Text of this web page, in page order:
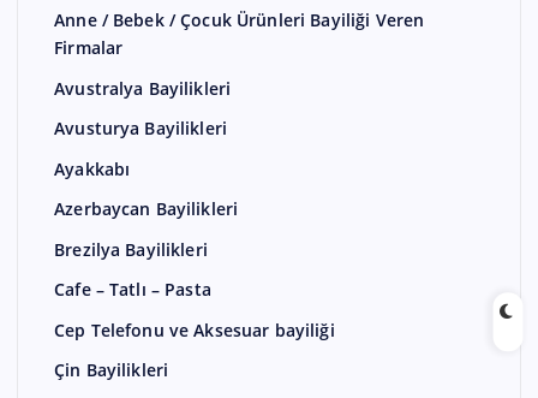
Anne / Bebek / Çocuk Ürünleri Bayiliği Veren
Firmalar
Avustralya Bayilikleri
Avusturya Bayilikleri
Ayakkabı
Azerbaycan Bayilikleri
Brezilya Bayilikleri
Cafe – Tatlı – Pasta
Cep Telefonu ve Aksesuar bayiliği
Çin Bayilikleri